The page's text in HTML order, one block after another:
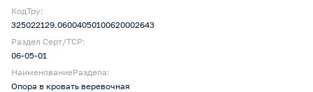
КодТру:
325022129.06004050100620002643
Раздел Серт/ТСР:
06-05-01
НаименованиеРаздела:
Опора в кровать веревочная